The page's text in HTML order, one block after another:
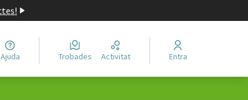
Ajuda Trobades Activitat Entra
d'usuari